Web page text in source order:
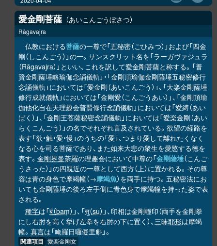
愛金剛菩薩 あいこんごうぼさつ
Rāgavajra
仏教における菩薩の一尊で「五秘密（ごひみつ）」および「四金
剛（しこんごう）」の一。サンスクリット名を「ラーガヴァジュラ
（Rāgavajra）」といい、これを訳して愛金剛菩薩と称する。「普
賢金剛薩埵略瑜伽念誦儀軌」・「金剛頂瑜伽金剛薩埵五秘密修行
念誦儀軌」においては「愛金剛（あいこんごう）」、「大楽金剛薩埵
修行成就儀軌」においては「金剛愛（こんごうあい）」、「金剛頂瑜
伽他化自在天理趣会普賢修行念誦儀軌」においては「愛縛（あい
ばく）」、「金剛王菩薩秘密念誦儀軌」においては「愛楽金剛（あい
らくこんごう）」の名でそれぞれ言及されている。欲望の経路を
表す「欲・触・愛・慢」のうちの「愛」、つまり愛して離れたくなく
なる心を司る菩薩であり、また如来大悲の衆生を愛愍する徳を
表す。 金剛界曼荼羅の理趣会において中尊の「金剛薩埵（こんご
うさった）」の四親近の一尊として西方（上）に置かれる。その尊
容は青の身色で摩竭幢（→摩竭魚）を両手に持つ。五秘密法にお
いても金剛薩埵の後ろ左手側に青色身で摩竭幢を持った姿で表
される。
種字は「बं（baṃ） 」、「सु（su） 」、印相は金剛幢印（両手を金剛拳
にし右肘を高く挙げ左拳を右肘の下に置く）、三昧耶形は摩竭
幢。 真言は「唵羅日囉儗里斛」。
関連項目 愛楽金剛女